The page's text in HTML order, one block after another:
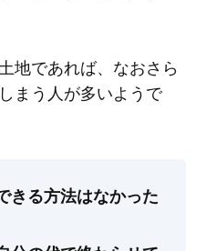
地であれば、なおさら
まう人が多いようで
きる方法はなかった